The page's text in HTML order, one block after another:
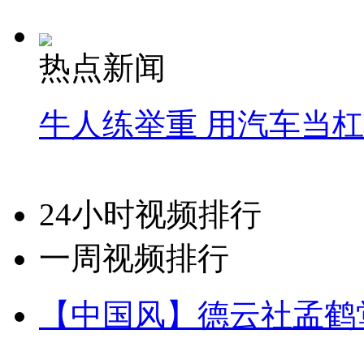
热点新闻
牛人练举重 用汽车当
24小时视频排行
一周视频排行
【中国风】德云社孟